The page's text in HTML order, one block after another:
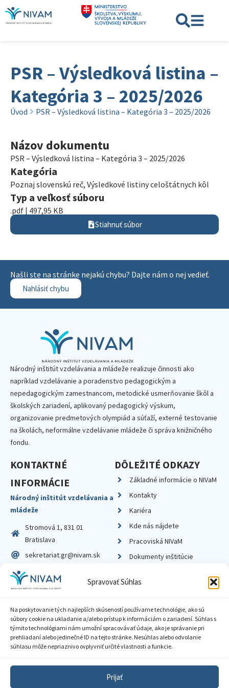
Spravovať Súhlas
Na poskytovanie tých najlepších skúseností používame technológie, ako sú
súbory cookie na ukladanie a/alebo prístup k informáciám o zariadení. Súhlas s
týmito technológiami nám umožní spracovávať údaje, ako je správanie pri
prehliadaní alebo jedinečné ID na tejto stránke. Nesúhlas alebo odvolanie
súhlasu môže nepriaznivo ovplyvniť určité vlastnosti a funkcie.
Prijať
PSR – Výsledková listina –
Kategória 3 – 2025/2026
Úvod PSR – Výsledková listina – Kategória 3 – 2025/2026
Názov dokumentu
PSR – Výsledková listina – Kategória 3 – 2025/2026
Kategória
Poznaj slovenskú reč, Výsledkové listiny celoštátnych kôl
Typ a veľkosť súboru
.pdf | 497,95 KB
Stiahnuť súbor
Našli ste na stránke nejakú chybu? Dajte nám o nej vedieť.
Nahlásiť chybu
Národný inštitút vzdelávania a mládeže realizuje činnosti ako
napríklad vzdelávanie a poradenstvo pedagogickým a
nepedagogickým zamestnancom, metodické usmerňovanie škôl a
školských zariadení, aplikovaný pedagogický výskum,
organizovanie predmetových olympiád a súťaží, externé testovanie
na školách, neformálne vzdelávanie mládeže či správa knižničného
fondu.
KONTAKTNÉ
INFORMÁCIE
Národný inštitút vzdelávania a
mládeže
Stromová 1, 831 01
Bratislava
sekretariat.gr@nivam.sk
IČO: 00164348
DIČ: 2020798714
DÔLEŽITÉ ODKAZY
Základné informácie o NIVaM
Kontakty
Kariéra
Kde nás nájdete
Pracoviská NIVaM
Dokumenty inštitúcie
Zásady ochrany súkromia
Sprístupnenie informácií